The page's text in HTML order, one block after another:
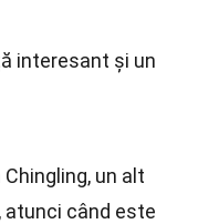
interesant și un
un alt
atunci când este